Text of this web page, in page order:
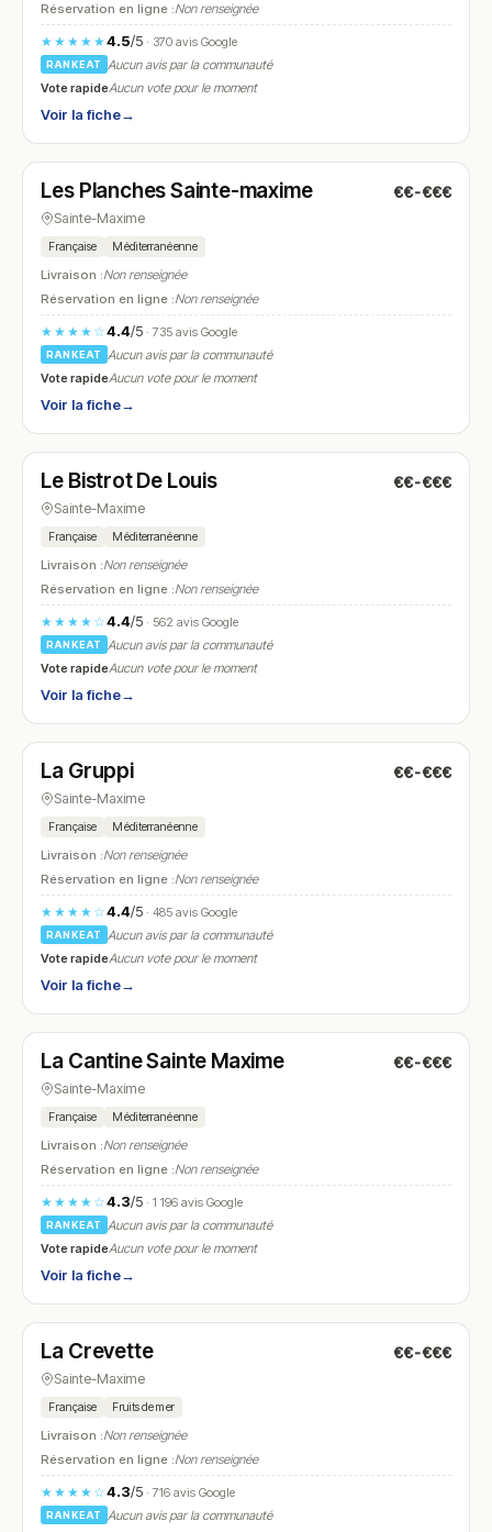
Réservation en ligne :Non renseignée
★★★★★4.5/5· 370 avis Google
RANKEAT
Aucun avis par la communauté
Vote rapideAucun vote pour le moment
Voir la fiche→
N° 14
Les Planches Sainte-maxime €€-€€€
Sainte-Maxime
Française Méditerranéenne
Livraison :Non renseignée
Réservation en ligne :Non renseignée
★★★★☆4.4/5· 735 avis Google
RANKEAT
Aucun avis par la communauté
Vote rapideAucun vote pour le moment
Voir la fiche→
N° 15
Le Bistrot De Louis €€-€€€
Sainte-Maxime
Française Méditerranéenne
Livraison :Non renseignée
Réservation en ligne :Non renseignée
★★★★☆4.4/5· 562 avis Google
RANKEAT
Aucun avis par la communauté
Vote rapideAucun vote pour le moment
Voir la fiche→
N° 16
La Gruppi €€-€€€
Sainte-Maxime
Française Méditerranéenne
Livraison :Non renseignée
Réservation en ligne :Non renseignée
★★★★☆4.4/5· 485 avis Google
RANKEAT
Aucun avis par la communauté
Vote rapideAucun vote pour le moment
Voir la fiche→
N° 17
La Cantine Sainte Maxime €€-€€€
Sainte-Maxime
Française Méditerranéenne
Livraison :Non renseignée
Réservation en ligne :Non renseignée
★★★★☆4.3/5· 1 196 avis Google
RANKEAT
Aucun avis par la communauté
Vote rapideAucun vote pour le moment
Voir la fiche→
N° 18
La Crevette €€-€€€
Sainte-Maxime
Française Fruits de mer
Livraison :Non renseignée
Réservation en ligne :Non renseignée
★★★★☆4.3/5· 716 avis Google
RANKEAT
Aucun avis par la communauté